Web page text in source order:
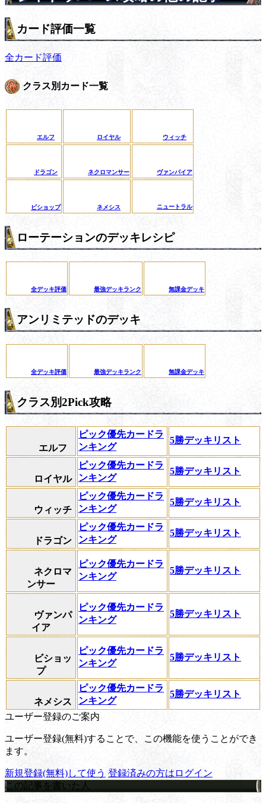
カード評価一覧
全カード評価
クラス別カード一覧
エルフ ロイヤル ウィッチ
ドラゴン ネクロマンサー ヴァンパイア
ビショップ ネメシス ニュートラル
ローテーションのデッキレシピ
全デッキ評価 最強デッキランク 無課金デッキ
アンリミテッドのデッキ
全デッキ評価 最強デッキランク 無課金デッキ
クラス別2Pick攻略
エルフ
ピック優先カードラ
ンキング
5勝デッキリスト
ロイヤル
ピック優先カードラ
ンキング
5勝デッキリスト
ウィッチ
ピック優先カードラ
ンキング
5勝デッキリスト
ドラゴン
ピック優先カードラ
ンキング
5勝デッキリスト
ネクロマ
ンサー
ピック優先カードラ
ンキング
5勝デッキリスト
ヴァンパ
イア
ピック優先カードラ
ンキング
5勝デッキリスト
ビショッ
プ
ピック優先カードラ
ンキング
5勝デッキリスト
ネメシス
ピック優先カードラ
ンキング
5勝デッキリスト
ユーザー登録のご案内
ユーザー登録(無料)することで、この機能を使うことができ
ます。
新規登録(無料)して使う 登録済みの方はログイン
この記事を書いた人